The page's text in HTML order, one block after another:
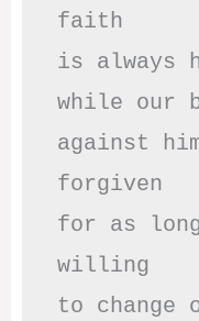
faith
is always
while our
against
forgiven
for as
willing
to change